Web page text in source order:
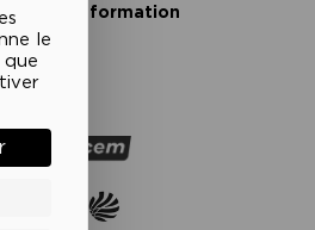
le
lettre d’information